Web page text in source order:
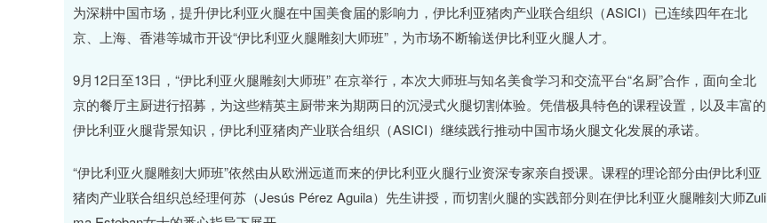
为深耕中国市场，提升伊比利亚火腿在中国美食届的影响力，伊比利亚猪肉产业联合组织（ASICI）已连续四年在北
京、上海、香港等城市开设“伊比利亚火腿雕刻大师班”，为市场不断输送伊比利亚火腿人才。
9月12日至13日，“伊比利亚火腿雕刻大师班” 在京举行，本次大师班与知名美食学习和交流平台“名厨”合作，面向全北
京的餐厅主厨进行招募，为这些精英主厨带来为期两日的沉浸式火腿切割体验。凭借极具特色的课程设置，以及丰富的
伊比利亚火腿背景知识，伊比利亚猪肉产业联合组织（ASICI）继续践行推动中国市场火腿文化发展的承诺。
“伊比利亚火腿雕刻大师班”依然由从欧洲远道而来的伊比利亚火腿行业资深专家亲自授课。课程的理论部分由伊比利亚
猪肉产业联合组织总经理何苏（Jesús Pérez Aguila）先生讲授，而切割火腿的实践部分则在伊比利亚火腿雕刻大师Zuli